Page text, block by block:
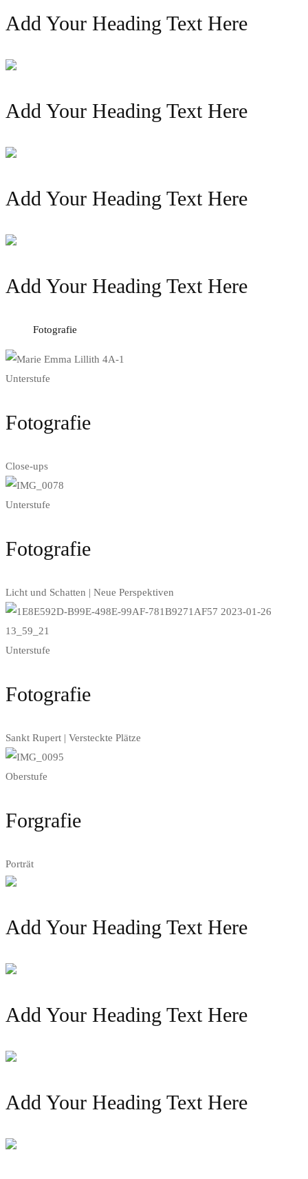
Add Your Heading Text Here
Add Your Heading Text Here
Add Your Heading Text Here
Add Your Heading Text Here
Fotografie
Unterstufe
Fotografie
Close-ups
Unterstufe
Fotografie
Licht und Schatten | Neue Perspektiven
Unterstufe
Fotografie
Sankt Rupert | Versteckte Plätze
Oberstufe
Forgrafie
Porträt
Add Your Heading Text Here
Add Your Heading Text Here
Add Your Heading Text Here